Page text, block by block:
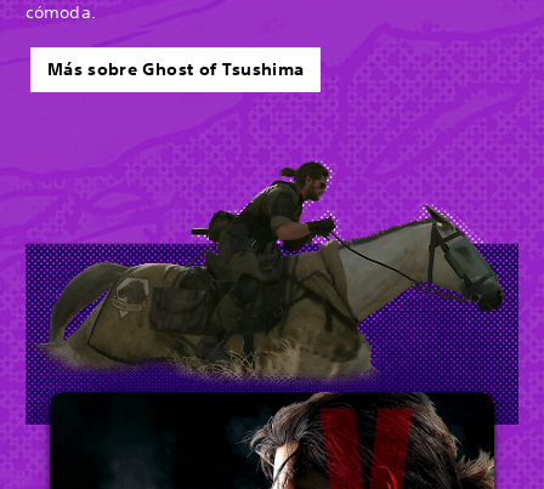
cómoda.
Más sobre Ghost of Tsushima